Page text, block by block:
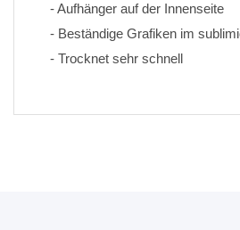
- Aufhänger auf der Innenseite
- Trocknet sehr schnell